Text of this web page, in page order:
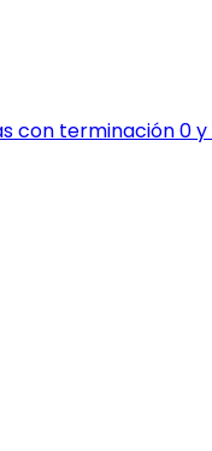
con terminación 0 y